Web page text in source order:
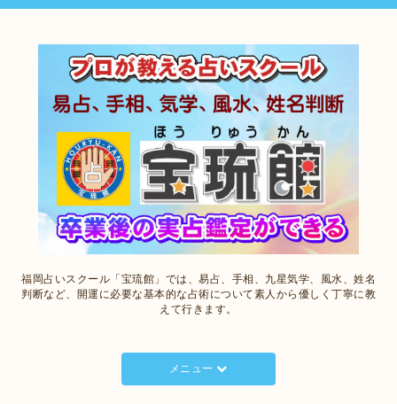
福岡占いスクール「宝琉館」では、易占、手相、九星気学、風水、姓名
判断など、開運に必要な基本的な占術について素人から優しく丁寧に教
えて行きます。
メニュー